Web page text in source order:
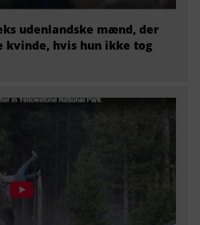
udenlandske mænd, der
kvinde, hvis hun ikke tog